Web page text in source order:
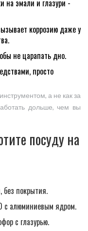
на эмали и глазури -
коррозию даже у
не царапать дно.
просто
а не как за
дольше, чем вы
посуду на
без покрытия.
с алюминиевым ядром.
с глазурью.